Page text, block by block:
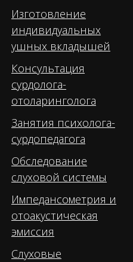
Изготовление
индивидуальных
ушных вкладышей
Консультация
сурдолога-
отоларинголога
Занятия психолога-
сурдопедагога
Обследование
слуховой системы
Импедансометрия и
отоакустическая
эмиссия
Слуховые